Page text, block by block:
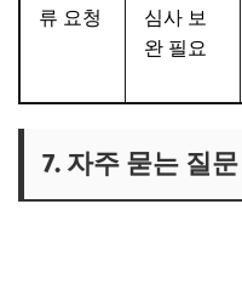
류 요청
심사 보
완 필요
7. 자주 묻는 질문